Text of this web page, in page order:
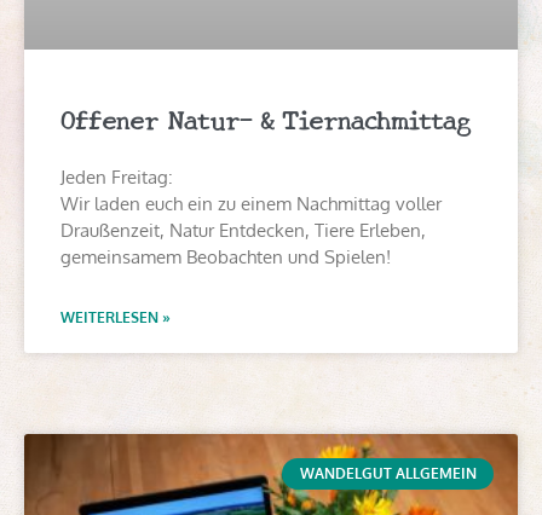
Offener Natur- & Tiernachmittag
Jeden Freitag:
Wir laden euch ein zu einem Nachmittag voller
Draußenzeit, Natur Entdecken, Tiere Erleben,
gemeinsamem Beobachten und Spielen!
WEITERLESEN »
WANDELGUT ALLGEMEIN